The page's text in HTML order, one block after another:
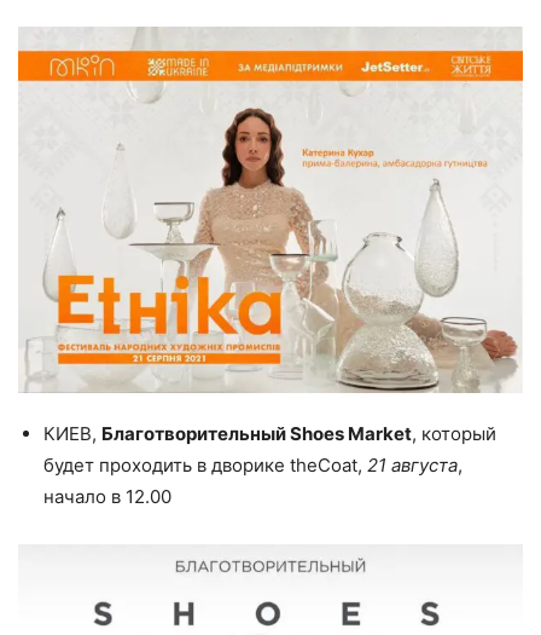
КИЕВ, Благотворительный Shoes Market, который
будет проходить в дворике theCoat, 21 августа,
начало в 12.00